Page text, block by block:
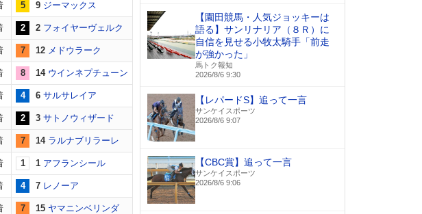
5 9 ジーマックス
2 2 フォイヤーヴェルク
7 12 メドウラーク
8 14 ウインネプチューン
4 6 サルサレイア
2 3 サトノウィザード
7 14 ラルナブリラーレ
1 1 アフランシール
4 7 レノーア
7 15 ヤマニンベリンダ
【園田競馬・人気ジョッキーは
語る】サンリナリア（８Ｒ）に
自信を見せる小牧太騎手「前走
が強かった」
馬トク報知
2026/8/6 9:30
【レパードS】追って一言
サンケイスポーツ
2026/8/6 9:07
【CBC賞】追って一言
サンケイスポーツ
2026/8/6 9:06